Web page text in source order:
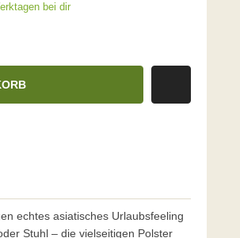
bei dir
echtes asiatisches Urlaubsfeeling
Stuhl – die vielseitigen Polster